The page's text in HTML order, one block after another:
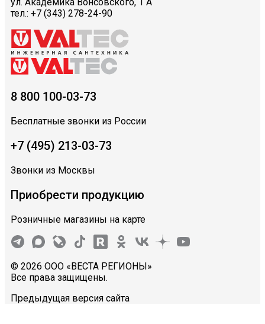
тел.: +7 (343) 278-24-90
8 800 100-03-73
Бесплатные звонки из России
+7 (495) 213-03-73
Звонки из Москвы
Приобрести продукцию
Розничные магазины на карте
© 2026 ООО «ВЕСТА РЕГИОНЫ»
Все права защищены.
Предыдущая версия сайта